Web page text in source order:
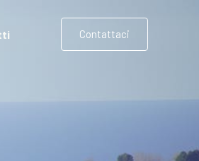
Contattaci